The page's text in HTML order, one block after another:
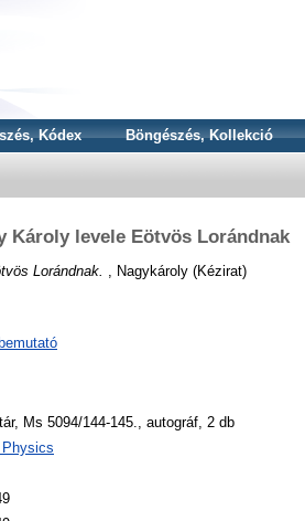
Kódex Böngészés, Kollekció
Károly levele Eötvös Lorándnak
Lorándnak. , Nagykároly (Kézirat)
Ms 5094/144-145., autográf, 2 db